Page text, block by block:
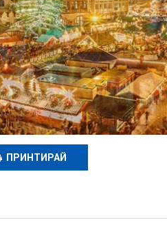
ПРИНТИРАЙ